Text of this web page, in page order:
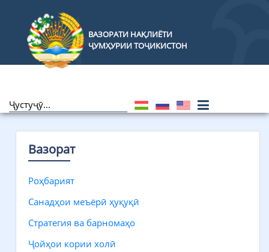
ВАЗОРАТИ НАҚЛИЁТИ
ҶУМҲУРИИ ТОҶИКИСТОН
Вазорат
Роҳбарият
Санадҳои меъёрӣ ҳуқуқӣ
Стратегия ва барномаҳо
Ҷойҳои кории холӣ